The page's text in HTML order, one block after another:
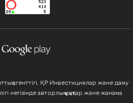
агенттігі, ҚР Инвестициялар және даму
негізінде авторлық құқықтар және жанама